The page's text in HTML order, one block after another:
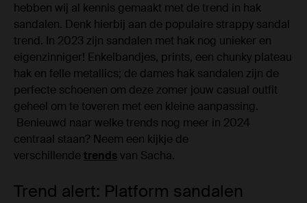
hebben wij al kennis gemaakt met de trend in hak
sandalen. Denk hierbij aan de populaire strappy sandal
trend. In 2023 zijn sandalen met hak nog unieker en
eigenzinniger! Enkelbandjes, prints, een chunky plateau
hak en felle metallics; de dames hak sandalen zijn de
perfecte schoenen om deze zomer jouw casual outfit
geheel om te toveren met een kleine aanpassing.
Benieuwd naar welke trends nog meer in 2024
centraal staan? Neem een kijkje de
verschillendetrendsvan Sacha.
Trend alert: Platform sandalen